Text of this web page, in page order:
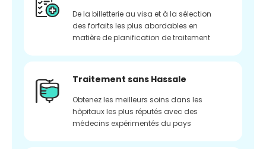
De la billetterie au visa et à la sélection
des forfaits les plus abordables en
matière de planification de traitement
Traitement sans Hassale
Obtenez les meilleurs soins dans les
hôpitaux les plus réputés avec des
médecins expérimentés du pays